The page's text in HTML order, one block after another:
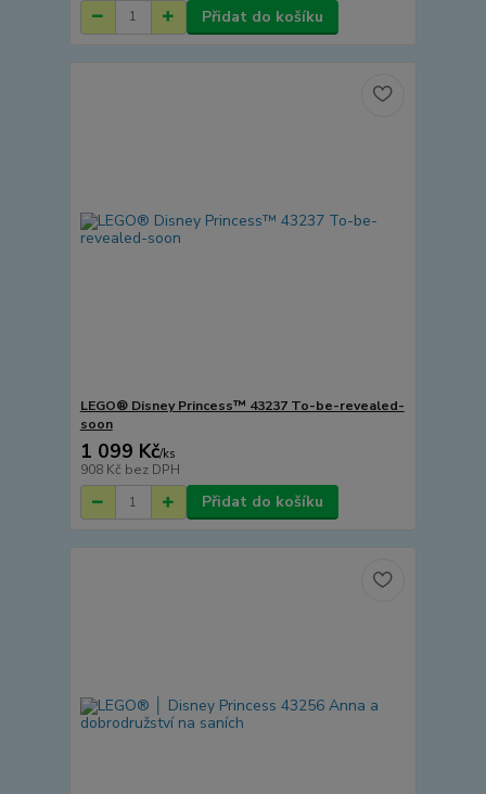
Přidat do košíku
LEGO® Disney Princess™ 43237 To-be-revealed-
soon
1 099 Kč/ks
908 Kč bez DPH
Přidat do košíku